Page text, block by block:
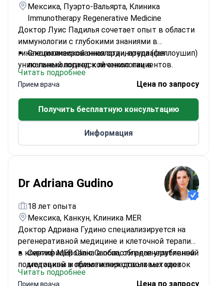
Мексика, Пуэрто-Вальярта, Клиника
Immunotherapy Regenerative Medicine
Доктор Луис Падилья сочетает опыт в области
иммунологии с глубокими знаниями в
гинекологической онкологии, предлагая
уникальный подход к лечению пациентов.
Специализированная ординатура (феллоушип)
по гинекологической онкологии в
Университете Миннесоты
Посвятил свою деятельность достижениям в
области медицинских технологий и помощи
малообеспеченным группам населения
Лауреат премий People's Choice Award и
People Living Through Cancer Award
Член Национального консультативного
Читать подробнее
Прием врача Цена по запросу
Получить бесплатную консультацию
Информация
Dr Adriana Gudino
18 лет опыта
Мексика, Канкун, Клиника MER
Доктор Адриана Гудино специализируется на
регенеративной медицине и клеточной терапии
в клинике MER Clinic Cancun, обладая углубленной
подготовкой в области передовых методов
лечения.
Сертифицирована в области регенеративной
медицины и применения стволовых клеток
Эксперт в области эстетической медицины и
Читать подробнее
Прием врача Цена по запросу